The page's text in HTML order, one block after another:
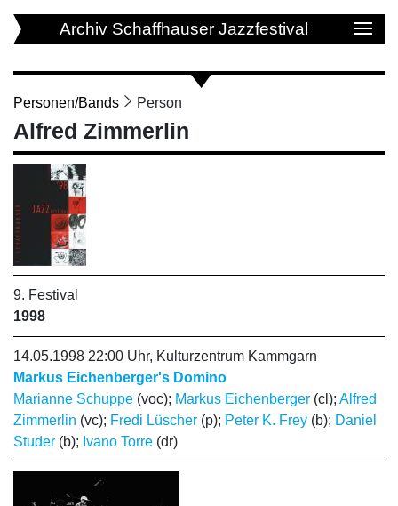
Archiv Schaffhauser Jazzfestival
Personen/Bands Person
Alfred Zimmerlin
9. Festival
1998
14.05.1998 22:00 Uhr, Kulturzentrum Kammgarn
Markus Eichenberger's Domino
Marianne Schuppe (voc); Markus Eichenberger (cl); Alfred
Zimmerlin (vc); Fredi Lüscher (p); Peter K. Frey (b); Daniel
Studer (b); Ivano Torre (dr)